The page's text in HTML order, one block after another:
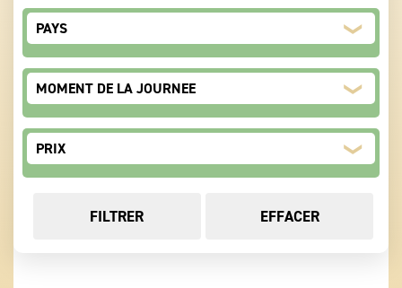
Boisée
Subtile
Sucrée
Végétale
PAYS
Chine
MOMENT DE LA JOURNEE
Matin et Après-midi
PRIX
FILTRER EFFACER